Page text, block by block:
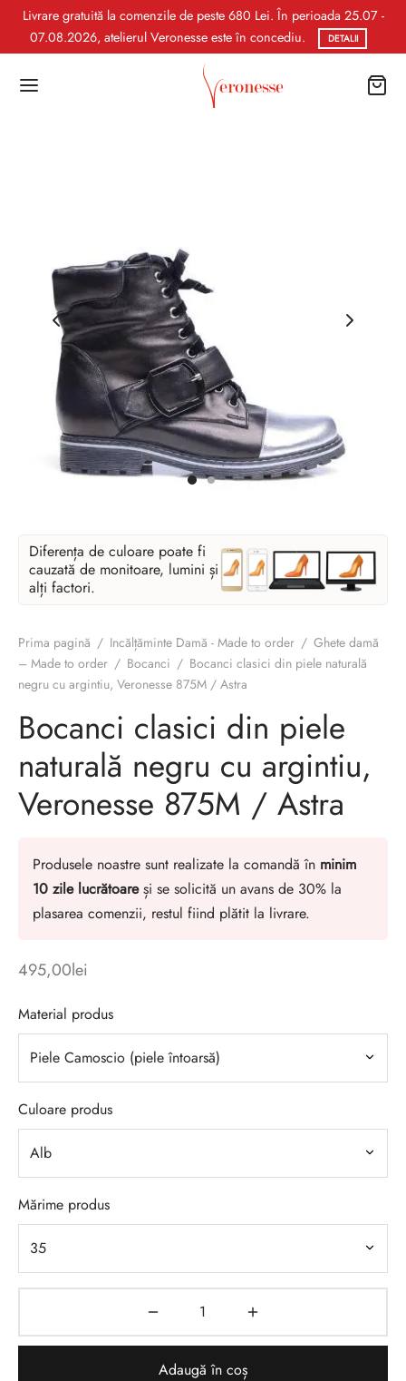
Livrare gratuită la comenzile de peste 680 Lei. În perioada 25.07 -
07.08.2026, atelierul Veronesse este în concediu.
DETALII
Diferența de culoare poate fi
cauzată de monitoare, lumini și
alți factori.
Prima pagină / Incălțăminte Damă - Made to order / Ghete damă
– Made to order / Bocanci / Bocanci clasici din piele naturală
negru cu argintiu, Veronesse 875M / Astra
Bocanci clasici din piele
naturală negru cu argintiu,
Veronesse 875M / Astra
Produsele noastre sunt realizate la comandă în minim
10 zile lucrătoareși se solicită un avans de 30% la
plasarea comenzii, restul fiind plătit la livrare.
495,00lei
Material produs
Culoare produs
Mărime produs
Adaugă în coș